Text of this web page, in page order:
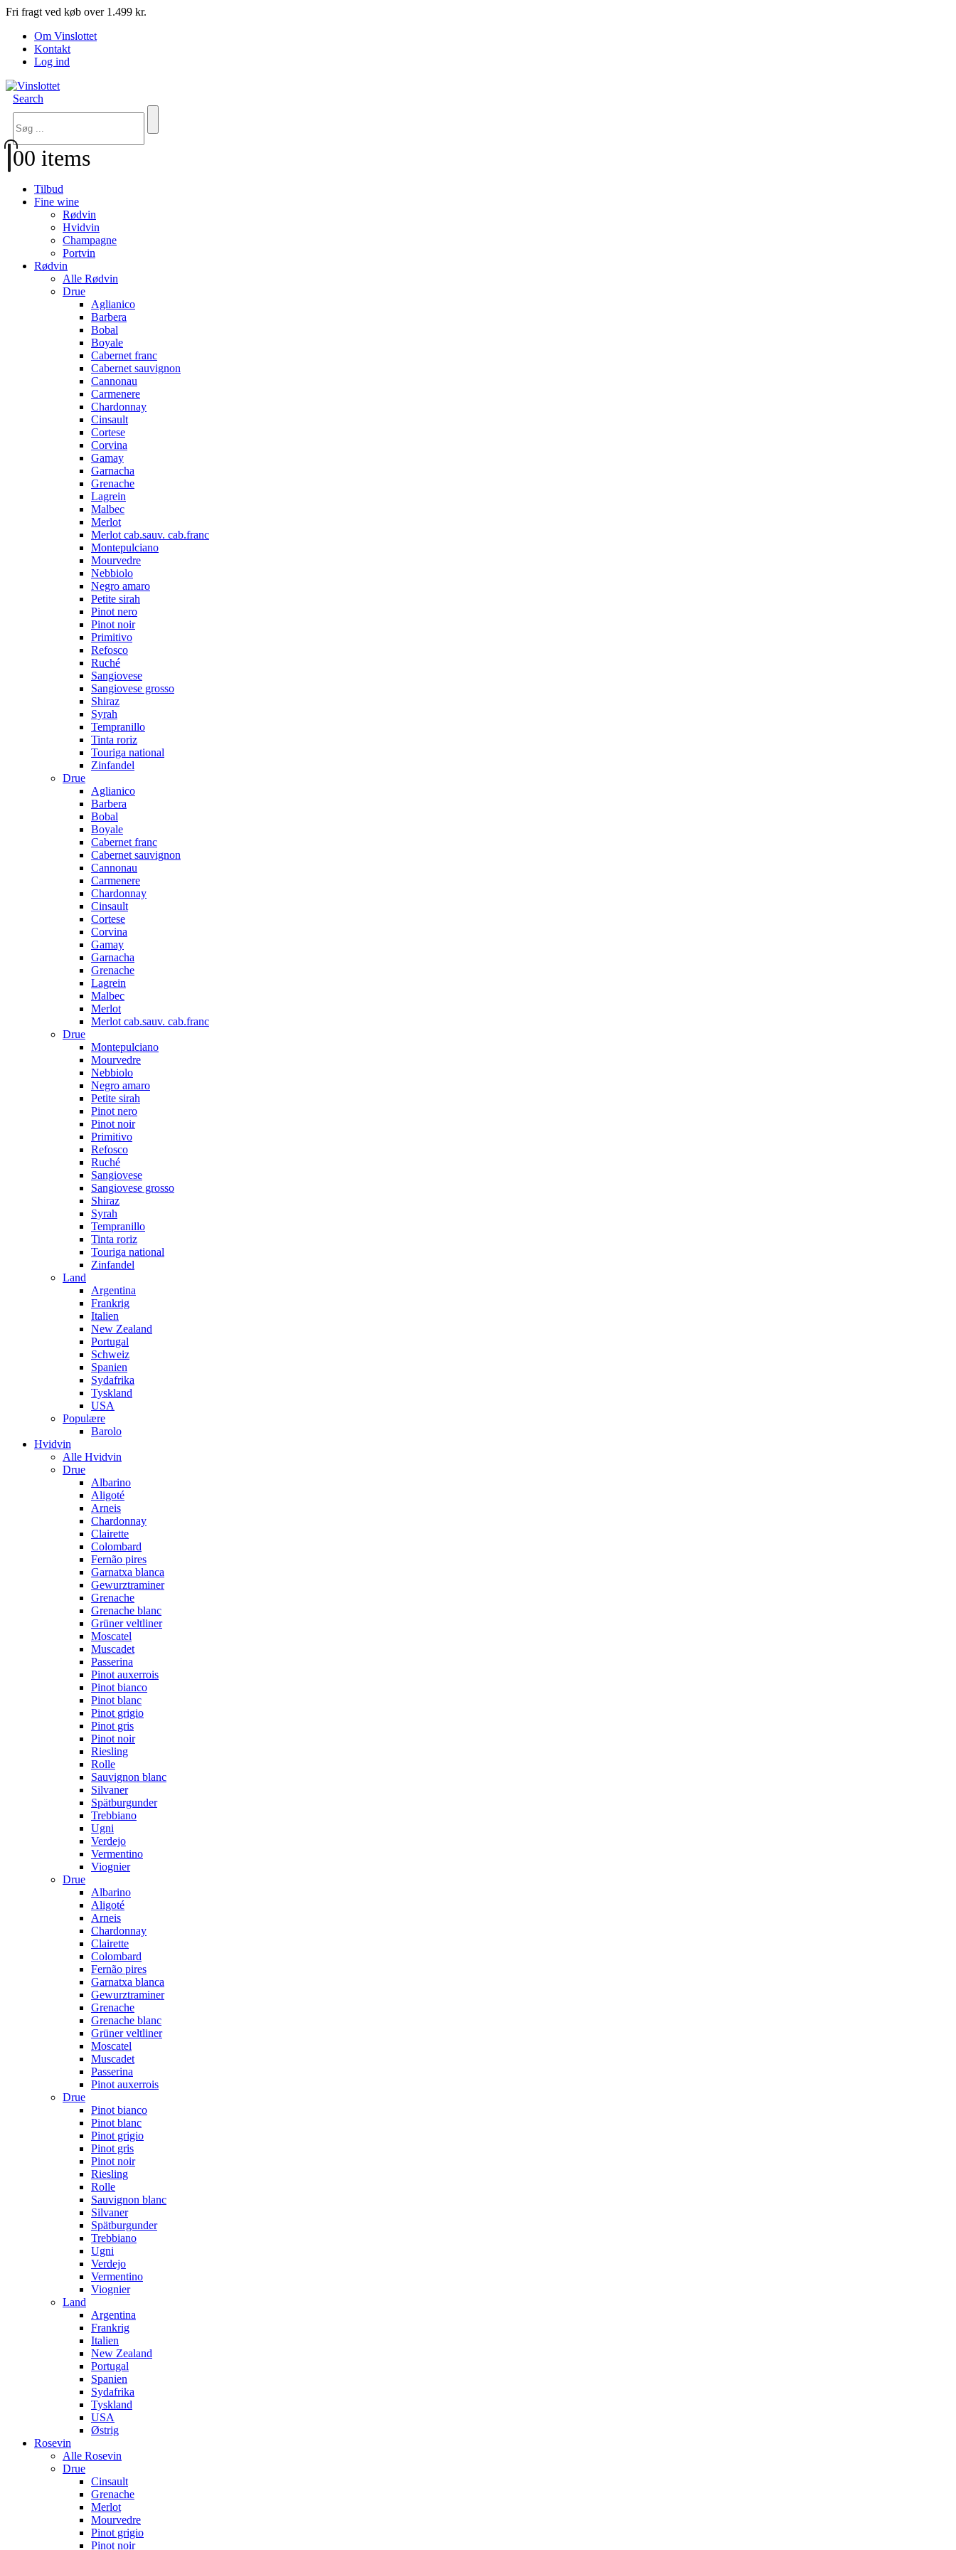
Fri fragt ved køb over 1.499 kr.
Om Vinslottet
Kontakt
Log ind
Search
00 items
Tilbud
Fine wine
Rødvin
Hvidvin
Champagne
Portvin
Rødvin
Alle Rødvin
Drue
Aglianico
Barbera
Bobal
Boyale
Cabernet franc
Cabernet sauvignon
Cannonau
Carmenere
Chardonnay
Cinsault
Cortese
Corvina
Gamay
Garnacha
Grenache
Lagrein
Malbec
Merlot
Merlot cab.sauv. cab.franc
Montepulciano
Mourvedre
Nebbiolo
Negro amaro
Petite sirah
Pinot nero
Pinot noir
Primitivo
Refosco
Ruché
Sangiovese
Sangiovese grosso
Shiraz
Syrah
Tempranillo
Tinta roriz
Touriga national
Zinfandel
Drue
Aglianico
Barbera
Bobal
Boyale
Cabernet franc
Cabernet sauvignon
Cannonau
Carmenere
Chardonnay
Cinsault
Cortese
Corvina
Gamay
Garnacha
Grenache
Lagrein
Malbec
Merlot
Merlot cab.sauv. cab.franc
Drue
Montepulciano
Mourvedre
Nebbiolo
Negro amaro
Petite sirah
Pinot nero
Pinot noir
Primitivo
Refosco
Ruché
Sangiovese
Sangiovese grosso
Shiraz
Syrah
Tempranillo
Tinta roriz
Touriga national
Zinfandel
Land
Argentina
Frankrig
Italien
New Zealand
Portugal
Schweiz
Spanien
Sydafrika
Tyskland
USA
Populære
Barolo
Hvidvin
Alle Hvidvin
Drue
Albarino
Aligoté
Arneis
Chardonnay
Clairette
Colombard
Fernão pires
Garnatxa blanca
Gewurztraminer
Grenache
Grenache blanc
Grüner veltliner
Moscatel
Muscadet
Passerina
Pinot auxerrois
Pinot bianco
Pinot blanc
Pinot grigio
Pinot gris
Pinot noir
Riesling
Rolle
Sauvignon blanc
Silvaner
Spätburgunder
Trebbiano
Ugni
Verdejo
Vermentino
Viognier
Drue
Albarino
Aligoté
Arneis
Chardonnay
Clairette
Colombard
Fernão pires
Garnatxa blanca
Gewurztraminer
Grenache
Grenache blanc
Grüner veltliner
Moscatel
Muscadet
Passerina
Pinot auxerrois
Drue
Pinot bianco
Pinot blanc
Pinot grigio
Pinot gris
Pinot noir
Riesling
Rolle
Sauvignon blanc
Silvaner
Spätburgunder
Trebbiano
Ugni
Verdejo
Vermentino
Viognier
Land
Argentina
Frankrig
Italien
New Zealand
Portugal
Spanien
Sydafrika
Tyskland
USA
Østrig
Rosevin
Alle Rosevin
Drue
Cinsault
Grenache
Merlot
Mourvedre
Pinot grigio
Pinot noir